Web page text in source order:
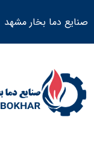
صنایع دما بخار مشهد